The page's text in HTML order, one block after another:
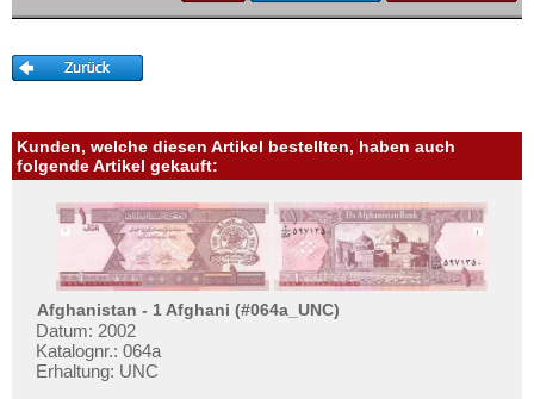
Myanmar
Nagorny Karabach
Nepal
Nordkorea
Pakistan
Philippinen
Portugiesisch Indien
Saudi Arabien
Singapur
Kunden, welche diesen Artikel bestellten, haben auch
folgende Artikel gekauft:
Afghanistan - 1 Afghani (#064a_UNC)
Datum: 2002
Katalognr.: 064a
Erhaltung: UNC